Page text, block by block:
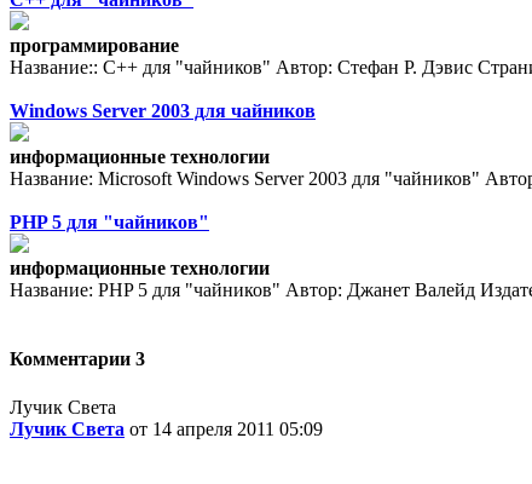
программирование
Название:: C++ для "чайников" Автор: Стефан Р. Дэвис
Windows Server 2003 для чайников
информационные технологии
Название: Microsoft Windows Server 2003 для "чайников"
PHP 5 для "чайников"
информационные технологии
Название: PHP 5 для "чайников" Автор: Джанет Валейд
Комментарии 3
Лучик Света
Лучик Света от 14 апреля 2011 05:09